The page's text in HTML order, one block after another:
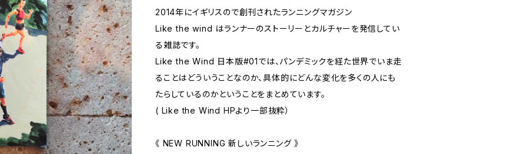
2014年にイギリスので創刊されたランニングマガジン
Like the wind はランナーのストーリーとカルチャーを発信してい
る雑誌です。
Like the Wind 日本版#01では、パンデミックを経た世界でいま走
ることはどういうことなのか、具体的にどんな変化を多くの人にも
たらしているのかということをまとめています。
( Like the Wind HPより一部抜粋）
《 NEW RUNNING 新しいランニング 》